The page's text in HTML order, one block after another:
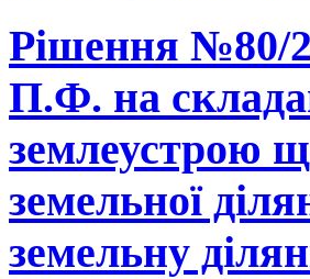
Рішення №80/
П.Ф. на
землеустрою
земельної
земельну